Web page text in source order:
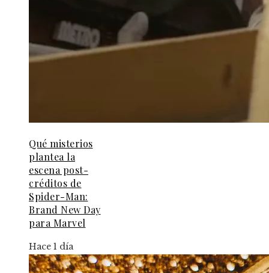
Qué misterios
plantea la
escena post-
créditos de
Spider-Man:
Brand New Day
para Marvel
Hace 1 día